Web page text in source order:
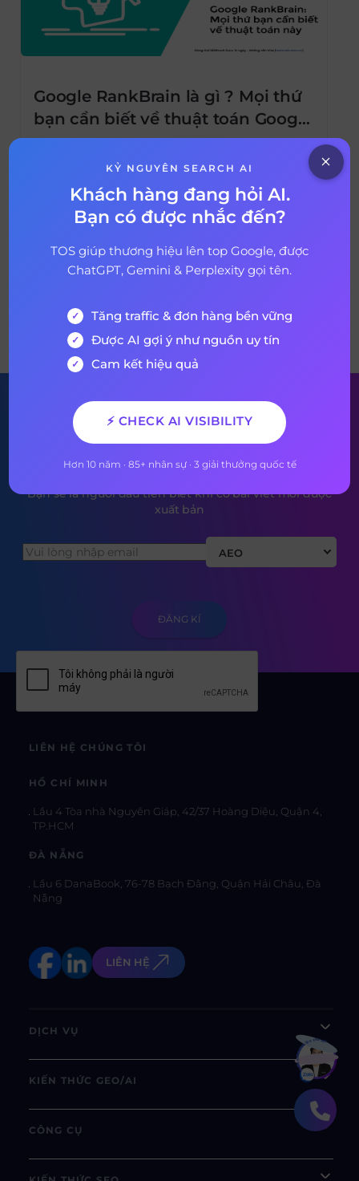
07 tháng 9, 2020 5 years ago
Google RankBrain là gì ? Mọi thứ
bạn cần biết về thuật toán Google
RankBrain này
hoạt động? Bạn có thể tối ưu hóa cho nó
không? Đây là tất tần tật mọi thứ bạn cần
biết về thuật toán RankBrain của Google.
Xem thêm: Dịch Vụ Entity SEO TOP Google
Uy Tín, Chất Lượng Hàng Đầu Việt Nam
Không quá khi nói […]
VỀ BÀI VIẾT
Đăng ký nhận bản tin của
chúng tôi
Bạn sẽ là người đầu tiên biết khi có bài viết mới được
xuất bản
AEO
LIÊN HỆ CHÚNG TÔI
HỒ CHÍ MINH
Lầu 4 Tòa nhà Nguyên Giáp, 42/37 Hoàng Diệu, Quận 4,
TP.HCM
ĐÀ NẴNG
Lầu 6 DanaBook, 76-78 Bạch Đằng, Quận Hải Châu, Đà
Nẵng
LIÊN HỆ
DỊCH VỤ
KIẾN THỨC GEO/AI
CÔNG CỤ
Bạn muốn hiểu thêm?Xem chi tiết
KỶ NGUYÊN SEARCH AI
Khách hàng đang hỏi AI.
Bạn có được nhắc đến?
TOS giúp thương hiệu lên top Google, được
ChatGPT, Gemini & Perplexity gọi tên.
Tăng traffic & đơn hàng bền vững
Được AI gợi ý như nguồn uy tín
Cam kết hiệu quả
⚡ CHECK AI VISIBILITY
Hơn 10 năm · 85+ nhân sự · 3 giải thưởng quốc tế